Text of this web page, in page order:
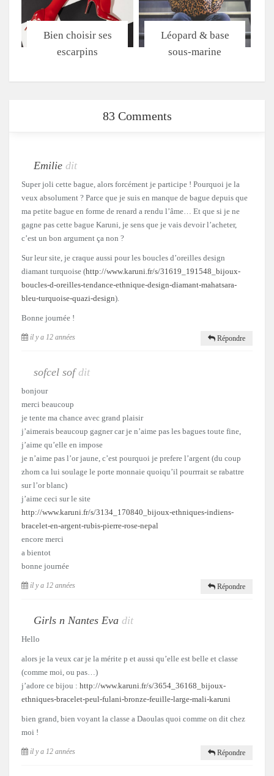
Bien choisir ses
escarpins
Léopard & base
sous-marine
83 Comments
Emilie dit
Super joli cette bague, alors forcément je participe ! Pourquoi je la
veux absolument ? Parce que je suis en manque de bague depuis que
ma petite bague en forme de renard a rendu l’âme… Et que si je ne
gagne pas cette bague Karuni, je sens que je vais devoir l’acheter,
c’est un bon argument ça non ?
Sur leur site, je craque aussi pour les boucles d’oreilles design
diamant turquoise (http://www.karuni.fr/s/31619_191548_bijoux-
boucles-d-oreilles-tendance-ethnique-design-diamant-mahatsara-
bleu-turquoise-quazi-design).
Bonne journée !
il y a 12 années Répondre
sofcel sofdit
bonjour
merci beaucoup
je tente ma chance avec grand plaisir
j’aimerais beaucoup gagner car je n’aime pas les bagues toute fine,
j’aime qu’elle en impose
je n’aime pas l’or jaune, c’est pourquoi je prefere l’argent (du coup
zhom ca lui soulage le porte monnaie quoiqu’il pourrrait se rabattre
sur l’or blanc)
j’aime ceci sur le site
http://www.karuni.fr/s/3134_170840_bijoux-ethniques-indiens-
bracelet-en-argent-rubis-pierre-rose-nepal
encore merci
a bientot
bonne journée
il y a 12 années Répondre
Girls n Nantes Eva dit
Hello
alors je la veux car je la mérite p et aussi qu’elle est belle et classe
(comme moi, ou pas…)
j’adore ce bijou : http://www.karuni.fr/s/3654_36168_bijoux-
ethniques-bracelet-peul-fulani-bronze-feuille-large-mali-karuni
bien grand, bien voyant la classe a Daoulas quoi comme on dit chez
moi !
il y a 12 années Répondre